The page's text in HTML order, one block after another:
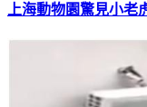
上海動物園驚見小